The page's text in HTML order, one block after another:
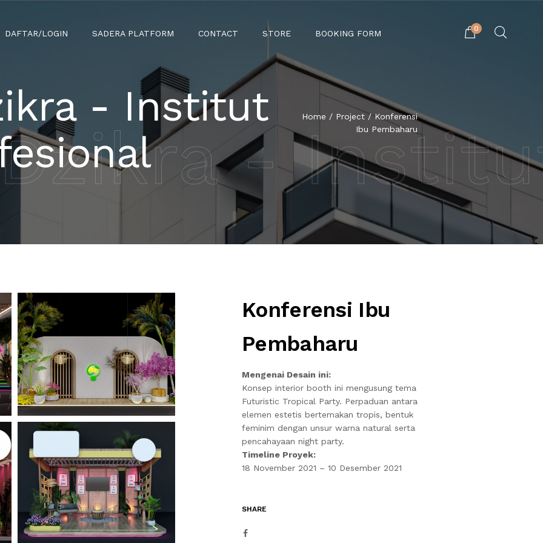
DAFTAR/LOGIN SADERA PLATFORM CONTACT STORE BOOKING FORM 0
-
- Institut
Home / Project/ Konferensi
Ibu Pembaharu
Konferensi Ibu
Pembaharu
Mengenai Desain ini:
Konsep interior booth ini mengusung tema
Futuristic Tropical Party. Perpaduan antara
elemen estetis bertemakan tropis, bentuk
feminim dengan unsur warna natural serta
pencahayaan night party.
Timeline Proyek:
18 November 2021 – 10 Desember 2021
SHARE